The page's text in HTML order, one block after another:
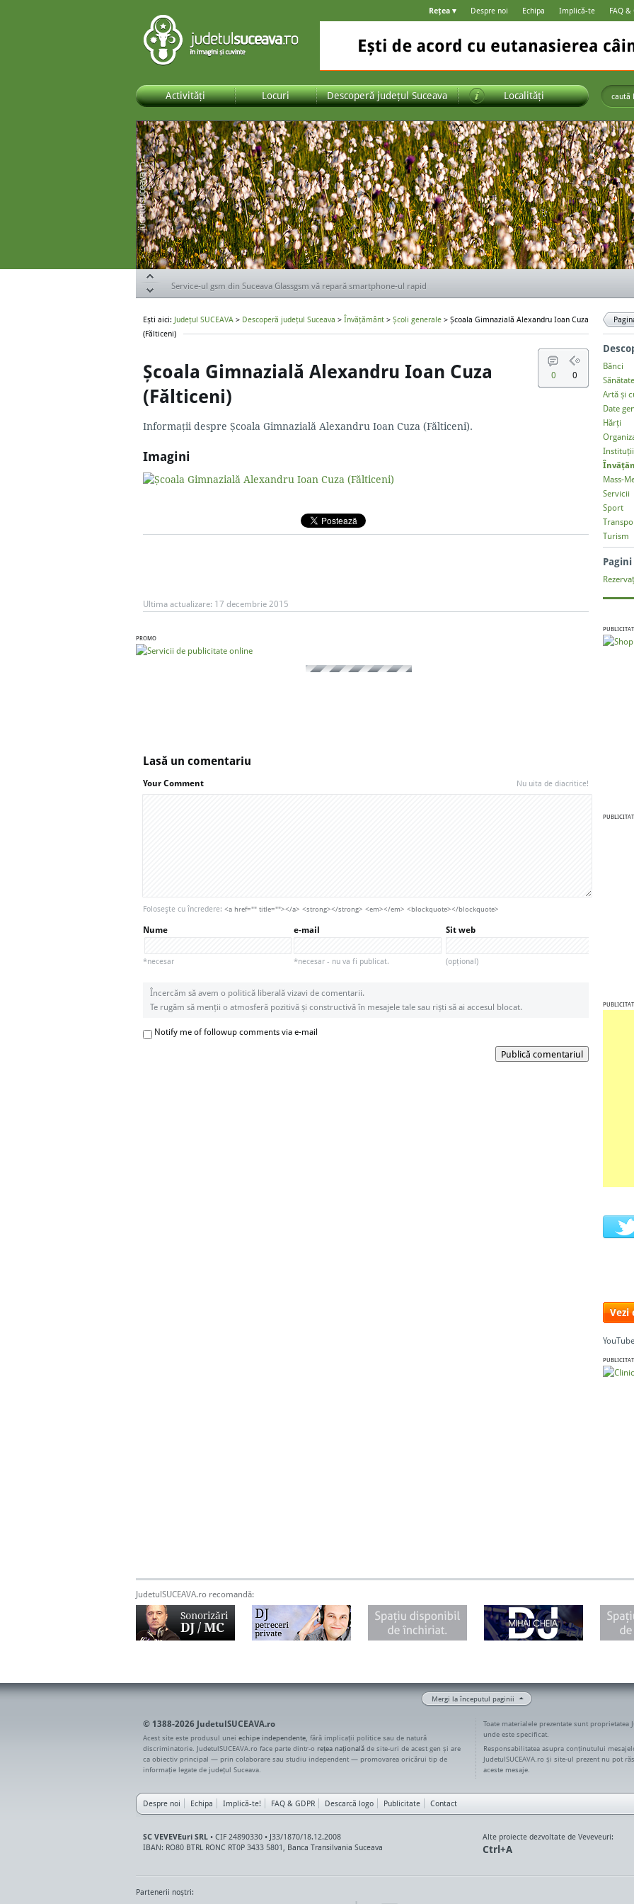
Activități Locuri Descoperă județul Suceava Localități
Despre noi Echipa Implică-te FAQ &
Rețea ▾
Specialiștii de la DOR Suceava te ajută să alegi ușile pentru casa ta
Ești aici: Județul SUCEAVA > Descoperă județul Suceava > Învățământ > Școli generale > Școala Gimnazială Alexandru Ioan Cuza
(Fălticeni)
Școala Gimnazială Alexandru Ioan Cuza
(Fălticeni)
0 0
Informații despre Școala Gimnazială Alexandru Ioan Cuza (Fălticeni).
Imagini
Ultima actualizare: 17 decembrie 2015
PROMO
Lasă un comentariu
Your Comment Nu uita de diacritice!
Foloseşte cu încredere: <a href="" title=""></a> <strong></strong> <em></em> <blockquote></blockquote>
Nume
*necesar
e-mail
*necesar - nu va fi publicat.
Sit web
(opțional)
Încercăm să avem o politică liberală vizavi de comentarii.
Te rugăm să menții o atmosferă pozitivă și constructivă în mesajele tale sau riști să ai accesul blocat.
Notify me of followup comments via e-mail
Publică comentariul
Bănci
Sănătate
Artă și
Date
Hărți
Mass-
Servicii
Sport
Turism
Vezi
JudetulSUCEAVA.ro recomandă:
Mergi la începutul paginii
© 1388-2026 JudetulSUCEAVA.ro
Acest site este produsul unei echipe independente , fără implicații politice sau de natură
discriminatorie. JudetulSUCEAVA.ro face parte dintr-o rețea națională de site-uri de acest gen și are
ca obiectiv principal — prin colaborare sau studiu independent — promovarea oricărui tip de
informație legate de județul Suceava.
Toate materialele prezentate sunt proprietatea
unde este specificat.
Responsabilitatea asupra conținutului
JudetulSUCEAVA.ro și site-ul prezent nu pot
aceste mesaje.
Despre noi Echipa Implică-te! FAQ & GDPR Descarcă logo Publicitate Contact
SC VEVEVEuri SRL • CIF 24890330 • J33/1870/18.12.2008
IBAN: RO80 BTRL RONC RT0P 3433 5801, Banca Transilvania Suceava
Alte proiecte dezvoltate de Veveveuri:
Ctrl+A
Partenerii noștri: